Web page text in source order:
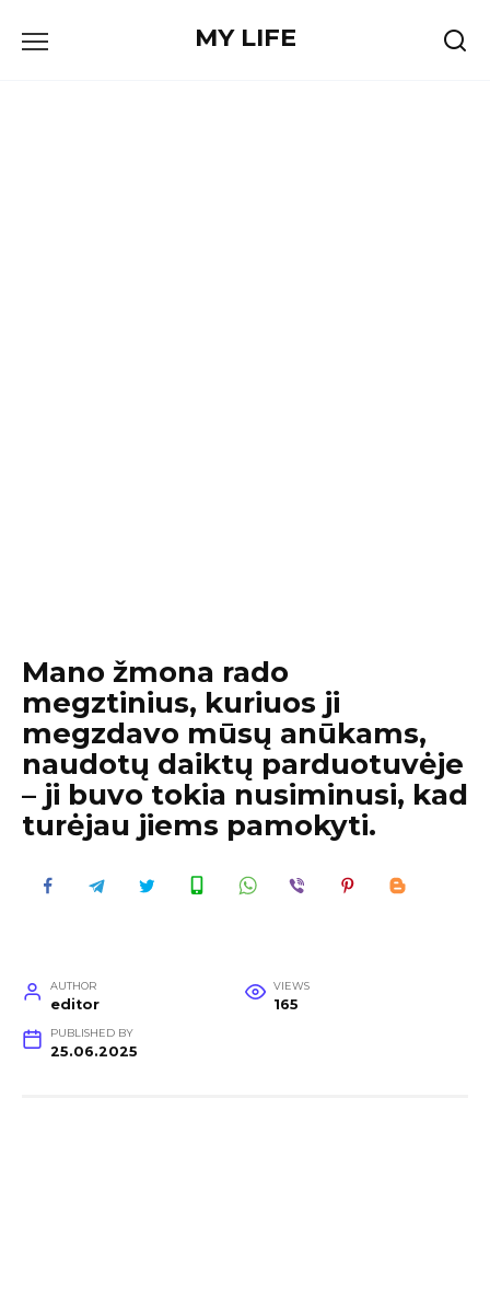
MY LIFE
Mano žmona rado
megztinius, kuriuos ji
megzdavo mūsų anūkams,
naudotų daiktų parduotuvėje
– ji buvo tokia nusiminusi, kad
turėjau jiems pamokyti.
AUTHOR
editor
VIEWS
165
PUBLISHED BY
25.06.2025